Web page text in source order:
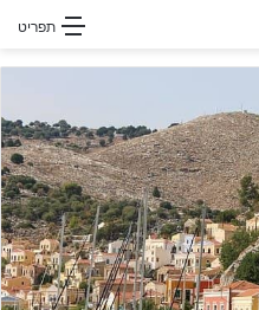
תפריט